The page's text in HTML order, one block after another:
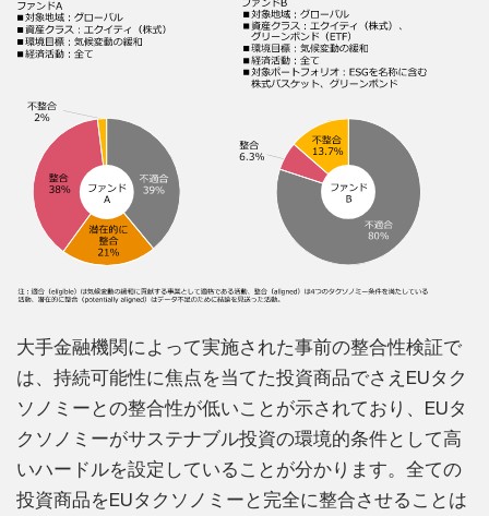
大手金融機関によって実施された事前の整合性検証で
は、持続可能性に焦点を当てた投資商品でさえEUタク
ソノミーとの整合性が低いことが示されており、EUタ
クソノミーがサステナブル投資の環境的条件として高
いハードルを設定していることが分かります。全ての
投資商品をEUタクソノミーと完全に整合させることは